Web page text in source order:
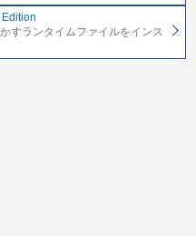
すランタイムファイルをインス